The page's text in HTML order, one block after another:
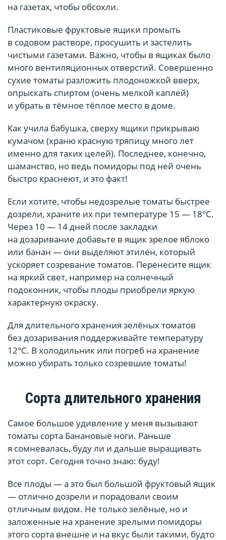
на газетах, чтобы обсохли.
Пластиковые фруктовые ящики промыть
в содовом растворе, просушить и застелить
чистыми газетами. Важно, чтобы в ящиках было
много вентиляционных отверстий. Совершенно
сухие томаты разложить плодоножкой вверх,
опрыскать спиртом (очень мелкой каплей)
и убрать в тёмное тёплое место в доме.
Как учила бабушка, сверху ящики прикрываю
кумачом (храню красную тряпицу много лет
именно для таких целей). Последнее, конечно,
шаманство, но ведь помидоры под ней очень
быстро краснеют, и это факт!
Если хотите, чтобы недозрелые томаты быстрее
дозрели, храните их при температуре 15 — 18°С.
Через 10 — 14 дней после закладки
на дозаривание добавьте в ящик зрелое яблоко
или банан — они выделяют этилен, который
ускоряет созревание томатов. Перенесите ящик
на яркий свет, например на солнечный
подоконник, чтобы плоды приобрели яркую
характерную окраску.
Для длительного хранения зелёных томатов
без дозаривания поддерживайте температуру
12°С. В холодильник или погреб на хранение
можно убирать только созревшие томаты!
Сорта длительного хранения
Самое большое удивление у меня вызывают
томаты сорта Банановые ноги. Раньше
я сомневалась, буду ли и дальше выращивать
этот сорт. Сегодня точно знаю: буду!
Все плоды — а это был большой фруктовый ящик
— отлично дозрели и порадовали своим
отличным видом. Не только зелёные, но и
заложенные на хранение зрелыми помидоры
этого сорта внешне и на вкус были такими, будто